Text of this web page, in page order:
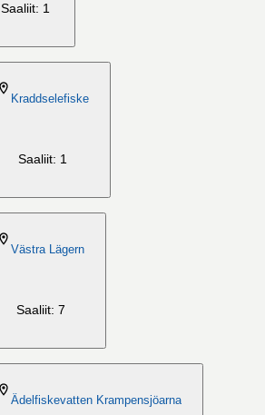
Saaliit: 1
Kraddselefiske
Saaliit: 1
Västra Lägern
Saaliit: 7
Ädelfiskevatten Krampensjöarna